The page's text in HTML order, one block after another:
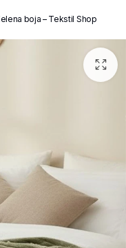
boja – Tekstil Shop